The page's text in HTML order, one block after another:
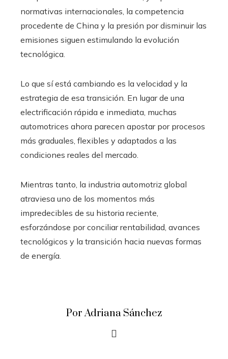
normativas internacionales, la competencia
procedente de China y la presión por disminuir las
emisiones siguen estimulando la evolución
tecnológica.
Lo que sí está cambiando es la velocidad y la
estrategia de esa transición. En lugar de una
electrificación rápida e inmediata, muchas
automotrices ahora parecen apostar por procesos
más graduales, flexibles y adaptados a las
condiciones reales del mercado.
Mientras tanto, la industria automotriz global
atraviesa uno de los momentos más
impredecibles de su historia reciente,
esforzándose por conciliar rentabilidad, avances
tecnológicos y la transición hacia nuevas formas
de energía.
Por Adriana Sánchez